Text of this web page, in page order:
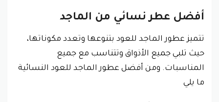
أفضل عطر نسائي من الماجد
تتميز عطور الماجد للعود بتنوعها وتعدد مكوناتها،
حيث تلبي جميع الأذواق وتتناسب مع جميع
المناسبات. ومن أفضل عطور الماجد للعود النسائية
ما يلي